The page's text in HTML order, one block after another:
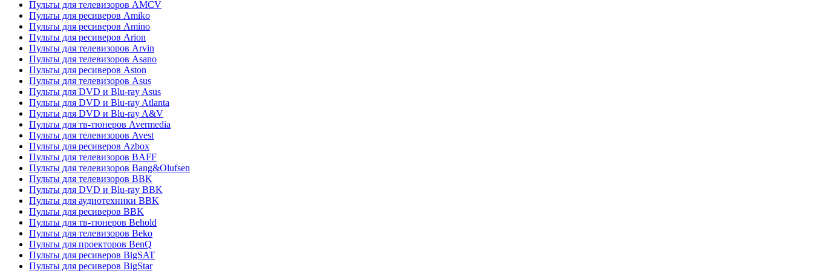
Пульты для телевизоров AMCV
Пульты для ресиверов Amiko
Пульты для ресиверов Amino
Пульты для ресиверов Arion
Пульты для телевизоров Arvin
Пульты для телевизоров Asano
Пульты для ресиверов Aston
Пульты для телевизоров Asus
Пульты для DVD и Blu-ray Asus
Пульты для DVD и Blu-ray Atlanta
Пульты для DVD и Blu-ray A&V
Пульты для тв-тюнеров Avermedia
Пульты для телевизоров Avest
Пульты для ресиверов Azbox
Пульты для телевизоров BAFF
Пульты для телевизоров Bang&Olufsen
Пульты для телевизоров BBK
Пульты для DVD и Blu-ray BBK
Пульты для аудиотехники BBK
Пульты для ресиверов BBK
Пульты для тв-тюнеров Behold
Пульты для телевизоров Beko
Пульты для проекторов BenQ
Пульты для ресиверов BigSAT
Пульты для ресиверов BigStar